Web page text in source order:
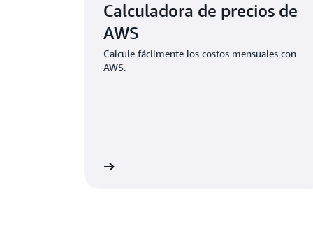
Calculadora de precios de
AWS
Calcule fácilmente los costos mensuales con
AWS.